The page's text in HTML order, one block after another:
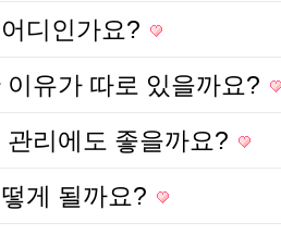
디인가요?
유가 따로 있을까요?
리에도 좋을까요?
게 될까요?